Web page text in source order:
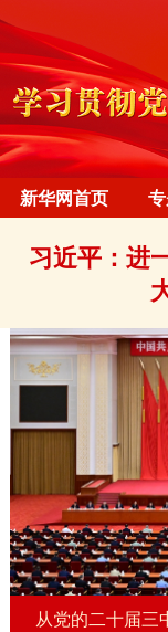
新华网首页
习近平：进